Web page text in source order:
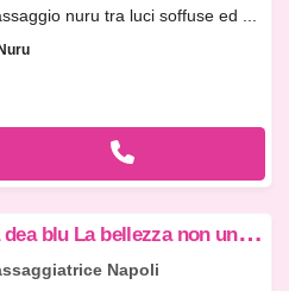
nuru tra luci soffuse ed ...
L
a dea blu La bellezza non un caso da noi 35199 Valeria
Napoli